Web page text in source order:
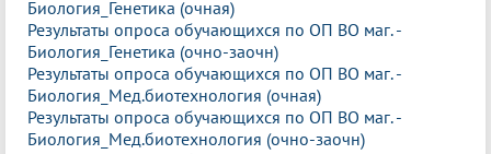
Биология_Генетика (очная)
Результаты опроса обучающихся по ОП ВО маг. -
Биология_Генетика (очно-заочн)
Результаты опроса обучающихся по ОП ВО маг. -
Биология_Мед.биотехнология (очная)
Результаты опроса обучающихся по ОП ВО маг. -
Биология_Мед.биотехнология (очно-заочн)